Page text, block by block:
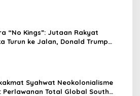
“No Kings”: Jutaan Rakyat
Turun ke Jalan, Donald Trump
Syahwat Neokolonialisme
Perlawanan Total Global South